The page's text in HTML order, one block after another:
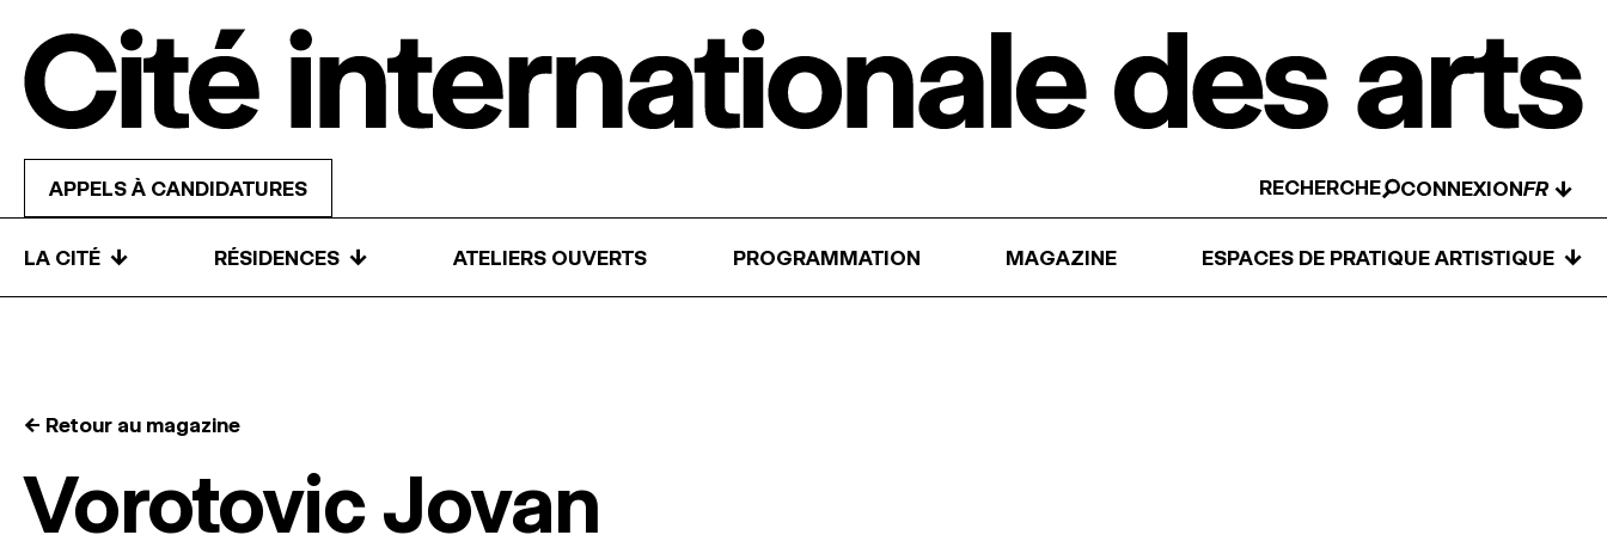
APPELS À CANDIDATURES RECHERCHE CONNEXION ↓
LA CITÉ ↓ RÉSIDENCES ↓ ATELIERS OUVERTS PROGRAMMATION MAGAZINE ESPACES DE PRATIQUE ARTISTIQUE ↓
← Retour au magazine
Vorotovic Jovan